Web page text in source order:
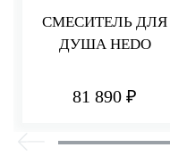
СМЕСИТЕЛЬ ДЛЯ
ДУША HEDO
81 890 ₽